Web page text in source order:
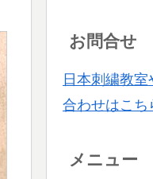
お問合せ
日本刺繍教
合わせはこち
メニュー